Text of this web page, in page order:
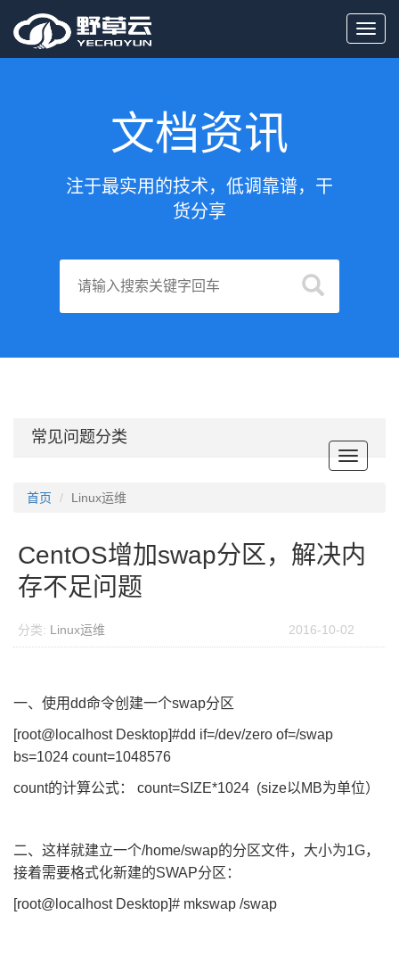
文档资讯
注于最实用的技术，低调靠谱，干
货分享
常见问题分类
Toggle
首页 Linux运维
CentOS增加swap分区，解决内
存不足问题
分类: Linux运维 2016-10-02
一、使用dd命令创建一个swap分区
[root@localhost Desktop]#dd if=/dev/zero of=/swap
bs=1024 count=1048576
count的计算公式： count=SIZE*1024 (size以MB为单位）
二、这样就建立一个/home/swap的分区文件，大小为1G，
接着需要格式化新建的SWAP分区：
[root@localhost Desktop]# mkswap /swap